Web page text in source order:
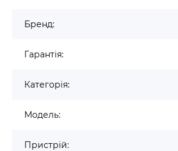
Бренд:
Гарантія:
Категорія:
Модель:
Пристрій: